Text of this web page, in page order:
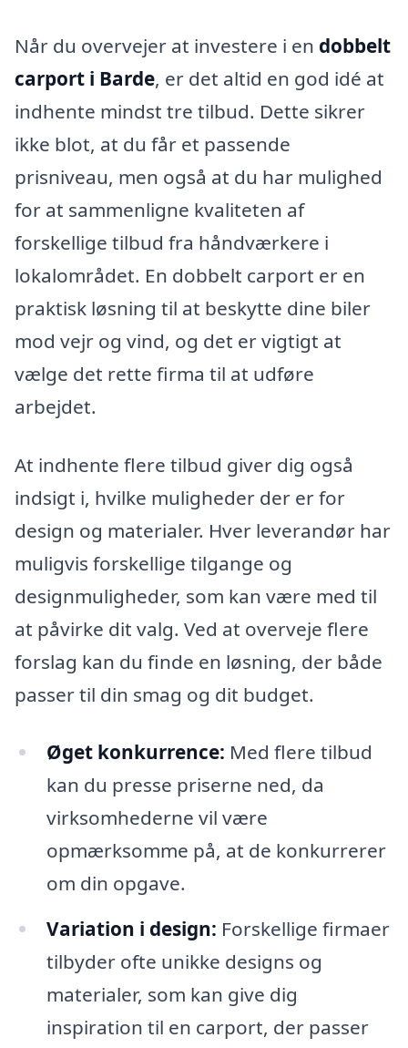
Når du overvejer at investere i en dobbelt
carport i Barde, er det altid en god idé at
indhente mindst tre tilbud. Dette sikrer
ikke blot, at du får et passende
prisniveau, men også at du har mulighed
for at sammenligne kvaliteten af
forskellige tilbud fra håndværkere i
lokalområdet. En dobbelt carport er en
praktisk løsning til at beskytte dine biler
mod vejr og vind, og det er vigtigt at
vælge det rette firma til at udføre
arbejdet.
At indhente flere tilbud giver dig også
indsigt i, hvilke muligheder der er for
design og materialer. Hver leverandør har
muligvis forskellige tilgange og
designmuligheder, som kan være med til
at påvirke dit valg. Ved at overveje flere
forslag kan du finde en løsning, der både
passer til din smag og dit budget.
Øget konkurrence: Med flere tilbud
kan du presse priserne ned, da
virksomhederne vil være
opmærksomme på, at de konkurrerer
om din opgave.
Variation i design: Forskellige firmaer
tilbyder ofte unikke designs og
materialer, som kan give dig
inspiration til en carport, der passer